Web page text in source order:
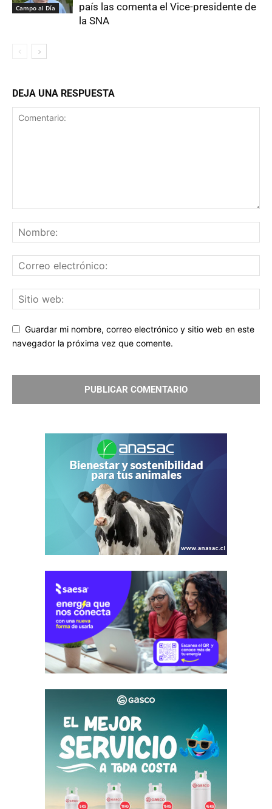
Campo al Día
país las comenta el Vice-presidente de
la SNA
DEJA UNA RESPUESTA
Guardar mi nombre, correo electrónico y sitio web en este
navegador la próxima vez que comente.